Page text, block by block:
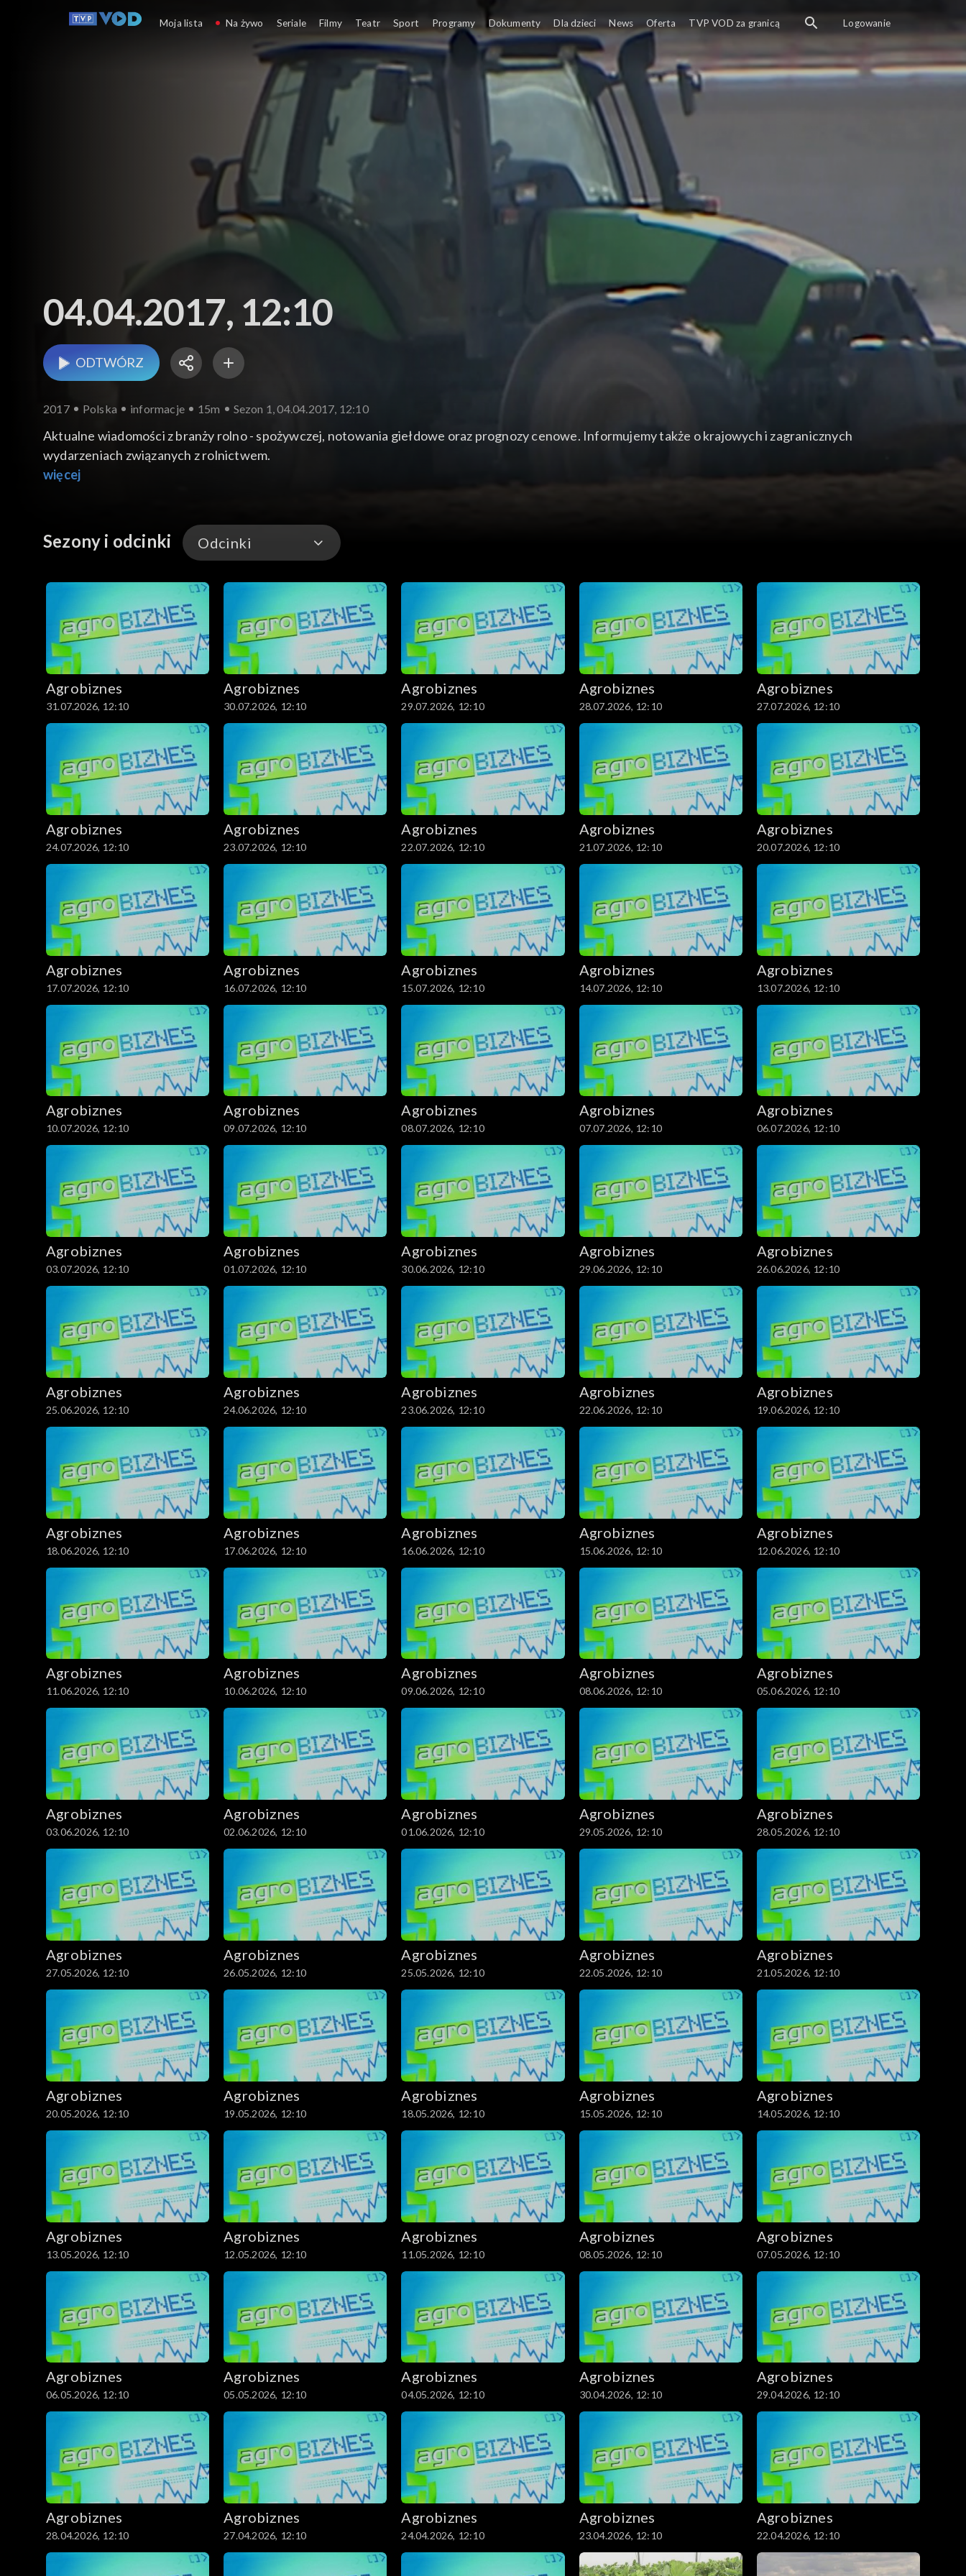
Agrobiznes
04.04.2017, 12:10
ODTWÓRZ
2017 Polska informacje 15m Sezon 1, 04.04.2017, 12:10
Aktualne wiadomości z branży rolno - spożywczej, notowania giełdowe oraz prognozy cenowe. Informujemy także o krajowych i zagranicznych
wydarzeniach związanych z rolnictwem.
więcej
Sezony i odcinki Odcinki
Odcinki
Agrobiznes
31.07.2026, 12:10
Agrobiznes
30.07.2026, 12:10
Agrobiznes
29.07.2026, 12:10
Agrobiznes
28.07.2026, 12:10
Agrobiznes
27.07.2026, 12:10
Agrobiznes
24.07.2026, 12:10
Agrobiznes
23.07.2026, 12:10
Agrobiznes
22.07.2026, 12:10
Agrobiznes
21.07.2026, 12:10
Agrobiznes
20.07.2026, 12:10
Agrobiznes
17.07.2026, 12:10
Agrobiznes
16.07.2026, 12:10
Agrobiznes
15.07.2026, 12:10
Agrobiznes
14.07.2026, 12:10
Agrobiznes
13.07.2026, 12:10
Agrobiznes
10.07.2026, 12:10
Agrobiznes
09.07.2026, 12:10
Agrobiznes
08.07.2026, 12:10
Agrobiznes
07.07.2026, 12:10
Agrobiznes
06.07.2026, 12:10
Agrobiznes
03.07.2026, 12:10
Agrobiznes
01.07.2026, 12:10
Agrobiznes
30.06.2026, 12:10
Agrobiznes
29.06.2026, 12:10
Agrobiznes
26.06.2026, 12:10
Agrobiznes
25.06.2026, 12:10
Agrobiznes
24.06.2026, 12:10
Agrobiznes
23.06.2026, 12:10
Agrobiznes
22.06.2026, 12:10
Agrobiznes
19.06.2026, 12:10
Agrobiznes
18.06.2026, 12:10
Agrobiznes
17.06.2026, 12:10
Agrobiznes
16.06.2026, 12:10
Agrobiznes
15.06.2026, 12:10
Agrobiznes
12.06.2026, 12:10
Agrobiznes
11.06.2026, 12:10
Agrobiznes
10.06.2026, 12:10
Agrobiznes
09.06.2026, 12:10
Agrobiznes
08.06.2026, 12:10
Agrobiznes
05.06.2026, 12:10
Agrobiznes
03.06.2026, 12:10
Agrobiznes
02.06.2026, 12:10
Agrobiznes
01.06.2026, 12:10
Agrobiznes
29.05.2026, 12:10
Agrobiznes
28.05.2026, 12:10
Agrobiznes
27.05.2026, 12:10
Agrobiznes
26.05.2026, 12:10
Agrobiznes
25.05.2026, 12:10
Agrobiznes
22.05.2026, 12:10
Agrobiznes
21.05.2026, 12:10
Agrobiznes
20.05.2026, 12:10
Agrobiznes
19.05.2026, 12:10
Agrobiznes
18.05.2026, 12:10
Agrobiznes
15.05.2026, 12:10
Agrobiznes
14.05.2026, 12:10
Agrobiznes
13.05.2026, 12:10
Agrobiznes
12.05.2026, 12:10
Agrobiznes
11.05.2026, 12:10
Agrobiznes
08.05.2026, 12:10
Agrobiznes
07.05.2026, 12:10
Agrobiznes
06.05.2026, 12:10
Agrobiznes
05.05.2026, 12:10
Agrobiznes
04.05.2026, 12:10
Agrobiznes
30.04.2026, 12:10
Agrobiznes
29.04.2026, 12:10
Agrobiznes
28.04.2026, 12:10
Agrobiznes
27.04.2026, 12:10
Agrobiznes
24.04.2026, 12:10
Agrobiznes
23.04.2026, 12:10
Agrobiznes
22.04.2026, 12:10
Moja lista Na żywo Seriale Filmy Teatr Sport Programy Dokumenty Dla dzieci News Oferta TVP VOD za granicą Logowanie